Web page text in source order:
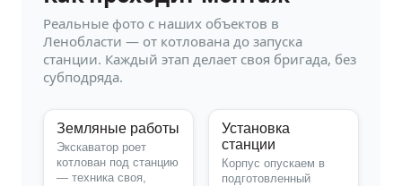
Реальные фото с наших объектов в
Ленобласти — от котлована до запуска
станции. Каждый этап делает своя бригада, без
субподряда.
Земляные работы
Экскаватор роет
котлован под станцию
— техника своя,
Установка
станции
Корпус опускаем в
подготовленный